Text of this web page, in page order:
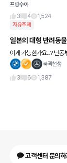
네요 르쌍쉐도 분발해서
졌으면 좋겠네욤
프랑수아
3
4 1,524
자유주제
일본의 대형 반려동물
이게 가능한가요...? 난동
북곽선생
3
6 1,387
고객센터 문의하